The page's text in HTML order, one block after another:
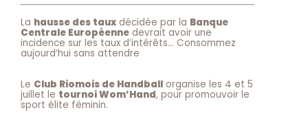
La hausse des taux décidée par la Banque
Centrale Européenne devrait avoir une
incidence sur les taux d’intérêts… Consommez
aujourd’hui sans attendre
Le Club Riomois de Handball organise les 4 et 5
juillet le tournoi Wom’Hand, pour promouvoir le
sport élite féminin.